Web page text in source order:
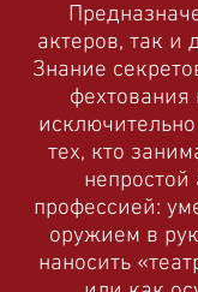
актеров, так и
Знание
тех, кто
непростой
профессией:
оружием в
наносить